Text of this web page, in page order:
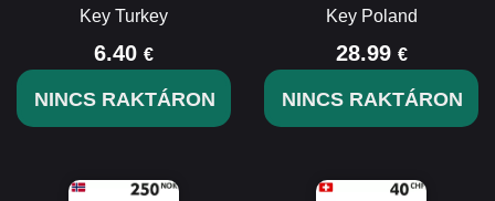
Key Turkey
6.40 €
NINCS RAKTÁRON
Key Poland
28.99 €
NINCS RAKTÁRON